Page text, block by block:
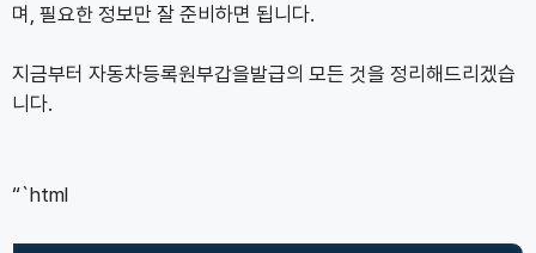
며, 필요한 정보만 잘 준비하면 됩니다.
지금부터 자동차등록원부갑을발급의 모든 것을 정리해드리겠습
니다.
“`html